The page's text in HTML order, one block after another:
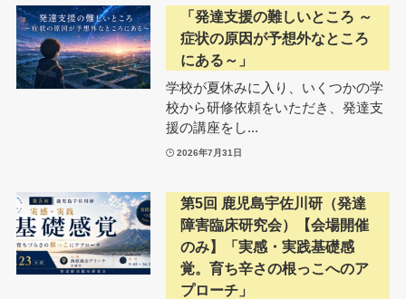
「発達支援の難しいところ ～
症状の原因が予想外なところ
にある～」
学校が夏休みに入り、いくつかの学
校から研修依頼をいただき、発達支
援の講座をし...
2026年7月31日
第5回 鹿児島宇佐川研（発達
障害臨床研究会）【会場開催
のみ】「実感・実践基礎感
覚。育ち辛さの根っこへのア
プローチ」